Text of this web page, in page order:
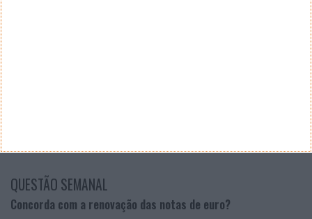
QUESTÃO SEMANAL
Concorda com a renovação das notas de euro?